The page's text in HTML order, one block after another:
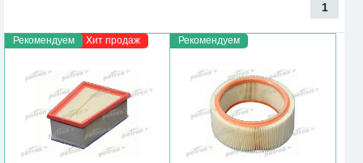
1
Рекомендуем Хит продаж Рекомендуем